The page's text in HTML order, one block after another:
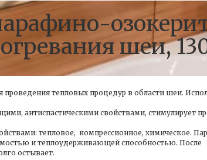
шеи,
тепловых процедур в области шеи.
антиспастическими свойствами, стимулирует
тепловое, компрессионное, химическое.
и теплоудерживающей способностью. После
остывает.